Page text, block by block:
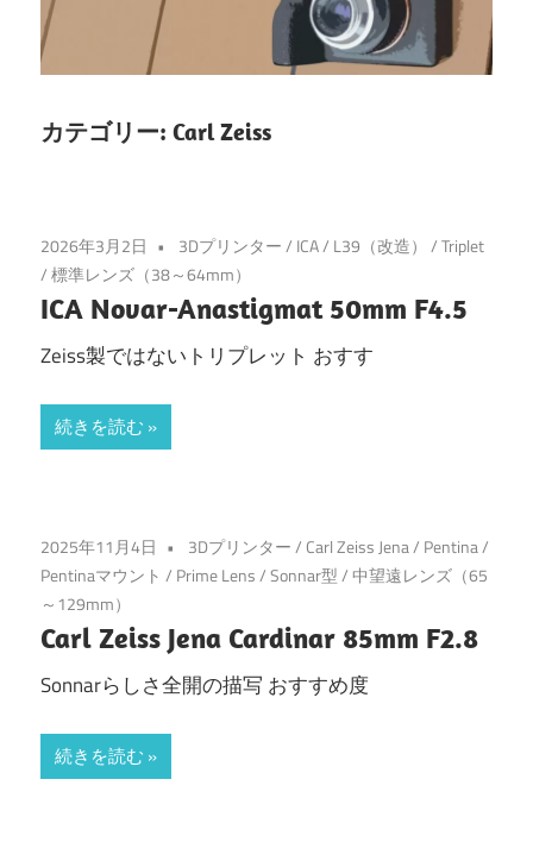
カテゴリー: Carl Zeiss
2026年3月2日 3Dプリンター/ ICA/ L39（改造） /Triplet
/標準レンズ（38～64mm）
ICA Novar-Anastigmat 50mm F4.5
Zeiss製ではないトリプレット おすす
続きを読む
2025年11月4日 3Dプリンター/ Carl Zeiss Jena/ Pentina/
Pentinaマウント / Prime Lens/Sonnar型/中望遠レンズ（65
～129mm）
Carl Zeiss Jena Cardinar 85mm F2.8
Sonnarらしさ全開の描写 おすすめ度
続きを読む